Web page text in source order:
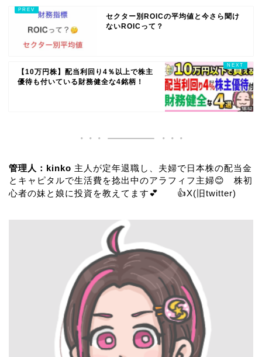
セクター別ROICの平均値と今さら聞け
ないROICって？
【10万円株】配当利回り4％以上で株主
優待も付いている財務健全な4銘柄！
管理人：kinko 主人が定年退職し、夫婦で日本株の配当金
とキャピタルで生活費を捻出中のアラフィフ主婦😊 株初
心者の妹と娘に投資を教えてます💕 👍X(旧twitter)